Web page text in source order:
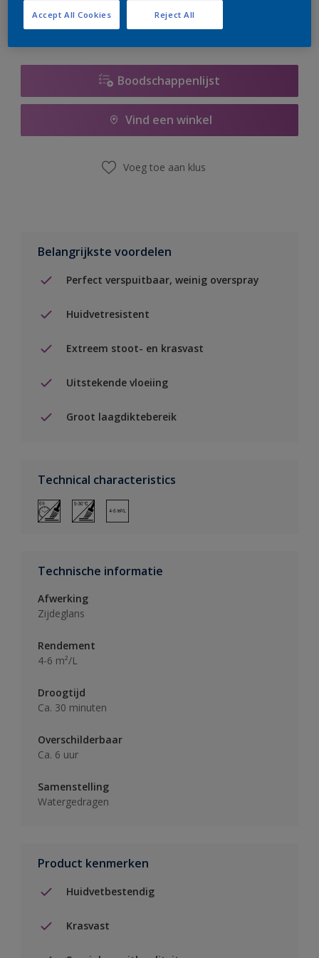
Boodschappenlijst
Vind een winkel
Voeg toe aan klus
Belangrijkste voordelen
Perfect verspuitbaar, weinig overspray
Huidvetresistent
Extreem stoot- en krasvast
Uitstekende vloeiing
Groot laagdiktebereik
Technical characteristics
Technische informatie
Afwerking
Zijdeglans
Rendement
4-6 m²/L
Droogtijd
Ca. 30 minuten
Overschilderbaar
Ca. 6 uur
Samenstelling
Watergedragen
Product kenmerken
Huidvetbestendig
Krasvast
Reject All
Accept All Cookies